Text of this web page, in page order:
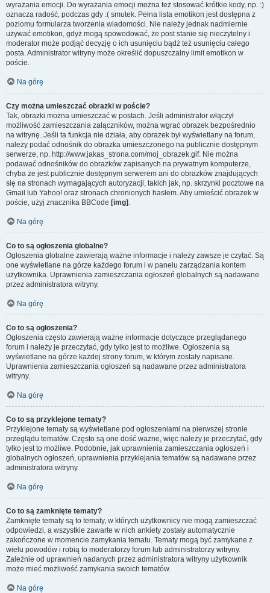
wyrażania emocji. Do wyrażania emocji można też stosować krótkie kody, np. :)
oznacza radość, podczas gdy :( smutek. Pełna lista emotikon jest dostępna z
poziomu formularza tworzenia wiadomości. Nie należy jednak nadmiernie
używać emotikon, gdyż mogą spowodować, że post stanie się nieczytelny i
moderator może podjąć decyzję o ich usunięciu bądź też usunięciu całego
posta. Administrator witryny może określić dopuszczalny limit emotikon w
poście.
Na górę
Czy można umieszczać obrazki w poście?
Tak, obrazki można umieszczać w postach. Jeśli administrator włączył
możliwość zamieszczania załączników, można wgrać obrazek bezpośrednio
na witrynę. Jeśli ta funkcja nie działa, aby obrazek był wyświetlany na forum,
należy podać odnośnik do obrazka umieszczonego na publicznie dostępnym
serwerze, np. http://www.jakas_strona.com/moj_obrazek.gif. Nie można
podawać odnośników do obrazków zapisanych na prywatnym komputerze,
chyba że jest publicznie dostępnym serwerem ani do obrazków znajdujących
się na stronach wymagających autoryzacji, takich jak, np. skrzynki pocztowe na
Gmail lub Yahoo! oraz stronach chronionych hasłem. Aby umieścić obrazek w
poście, użyj znacznika BBCode [img] .
Na górę
Co to są ogłoszenia globalne?
Ogłoszenia globalne zawierają ważne informacje i należy zawsze je czytać. Są
one wyświetlane na górze każdego forum i w panelu zarządzania kontem
użytkownika. Uprawnienia zamieszczania ogłoszeń globalnych są nadawane
przez administratora witryny.
Na górę
Co to są ogłoszenia?
Ogłoszenia często zawierają ważne informacje dotyczące przeglądanego
forum i należy je przeczytać, gdy tylko jest to możliwe. Ogłoszenia są
wyświetlane na górze każdej strony forum, w którym zostały napisane.
Uprawnienia zamieszczania ogłoszeń są nadawane przez administratora
witryny.
Na górę
Co to są przyklejone tematy?
Przyklejone tematy są wyświetlane pod ogłoszeniami na pierwszej stronie
przeglądu tematów. Często są one dość ważne, więc należy je przeczytać, gdy
tylko jest to możliwe. Podobnie, jak uprawnienia zamieszczania ogłoszeń i
globalnych ogłoszeń, uprawnienia przyklejania tematów są nadawane przez
administratora witryny.
Na górę
Co to są zamknięte tematy?
Zamknięte tematy są to tematy, w których użytkownicy nie mogą zamieszczać
odpowiedzi, a wszystkie zawarte w nich ankiety zostały automatycznie
zakończone w momencie zamykania tematu. Tematy mogą być zamykane z
wielu powodów i robią to moderatorzy forum lub administratorzy witryny.
Zależnie od uprawnień nadanych przez administratora witryny użytkownik
może mieć możliwość zamykania swoich tematów.
Na górę